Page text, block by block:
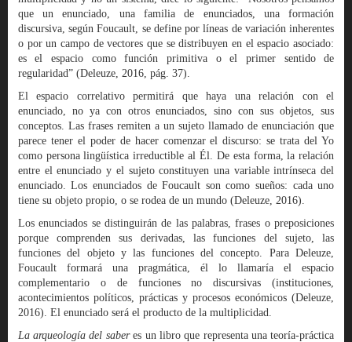
que un enunciado, una familia de enunciados, una formación
discursiva, según Foucault, se define por líneas de variación inherentes
o por un campo de vectores que se distribuyen en el espacio asociado:
es el espacio como función primitiva o el primer sentido de
regularidad” (Deleuze, 2016, pág. 37).
El espacio correlativo permitirá que haya una relación con el
enunciado, no ya con otros enunciados, sino con sus objetos, sus
conceptos. Las frases remiten a un sujeto llamado de enunciación que
parece tener el poder de hacer comenzar el discurso: se trata del Yo
como persona lingüística irreductible al Él. De esta forma, la relación
entre el enunciado y el sujeto constituyen una variable intrínseca del
enunciado. Los enunciados de Foucault son como sueños: cada uno
tiene su objeto propio, o se rodea de un mundo (Deleuze, 2016).
Los enunciados se distinguirán de las palabras, frases o preposiciones
porque comprenden sus derivadas, las funciones del sujeto, las
funciones del objeto y las funciones del concepto. Para Deleuze,
Foucault formará una pragmática, él lo llamaría el espacio
complementario o de funciones no discursivas (instituciones,
acontecimientos políticos, prácticas y procesos económicos (Deleuze,
2016). El enunciado será el producto de la multiplicidad.
La arqueología del saberes un libro que representa una teoría-práctica